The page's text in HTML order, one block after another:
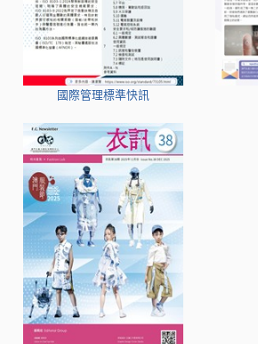
國際管理標準快訊